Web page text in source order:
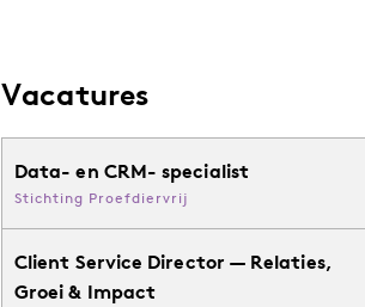
Vacatures
Data- en CRM- specialist
Stichting Proefdiervrij
Client Service Director — Relaties,
Groei & Impact